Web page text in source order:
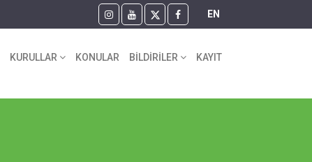
EN
KURULLAR KONULAR BİLDİRİLER KAYIT